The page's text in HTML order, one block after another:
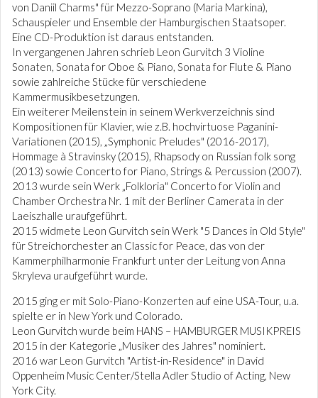
von Daniil Charms" für Mezzo-Soprano (Maria Markina),
Schauspieler und Ensemble der Hamburgischen Staatsoper.
Eine CD-Produktion ist daraus entstanden.
In vergangenen Jahren schrieb Leon Gurvitch 3 Violine
Sonaten, Sonata for Oboe & Piano, Sonata for Flute & Piano
sowie zahlreiche Stücke für verschiedene
Kammermusikbesetzungen.
Ein weiterer Meilenstein in seinem Werkverzeichnis sind
Kompositionen für Klavier, wie z.B. hochvirtuose Paganini-
Variationen (2015), „Symphonic Preludes" (2016-2017),
Hommage à Stravinsky (2015), Rhapsody on Russian folk song
(2013) sowie Concerto for Piano, Strings & Percussion (2007).
2013 wurde sein Werk „Folkloria" Concerto for Violin and
Chamber Orchestra Nr. 1 mit der Berliner Camerata in der
Laeiszhalle uraufgeführt.
2015 widmete Leon Gurvitch sein Werk "5 Dances in Old Style"
für Streichorchester an Classic for Peace, das von der
Kammerphilharmonie Frankfurt unter der Leitung von Anna
Skryleva uraufgeführt wurde.
2015 ging er mit Solo-Piano-Konzerten auf eine USA-Tour, u.a.
spielte er in New York und Colorado.
Leon Gurvitch wurde beim HANS – HAMBURGER MUSIKPREIS
2015 in der Kategorie „Musiker des Jahres" nominiert.
2016 war Leon Gurvitch "Artist-in-Residence" in David
Oppenheim Music Center/Stella Adler Studio of Acting, New
York City.